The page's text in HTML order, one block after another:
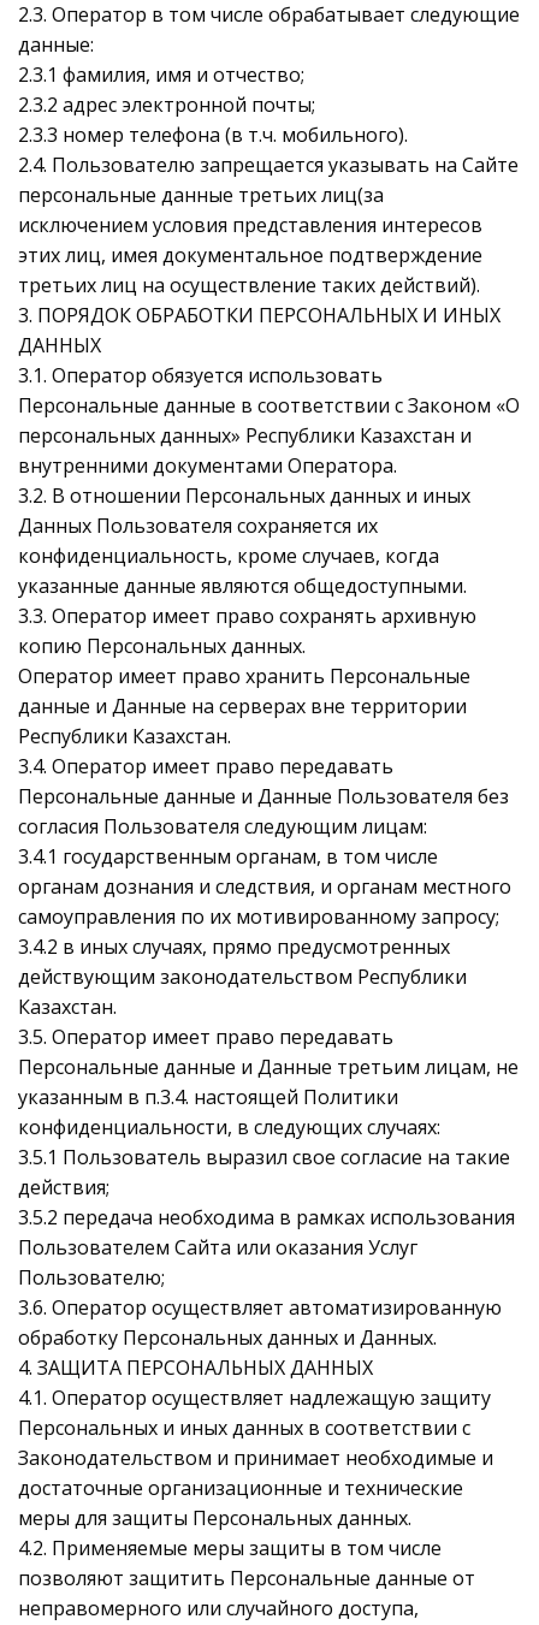
2.3. Оператор в том числе обрабатывает следующие
данные:
2.3.1 фамилия, имя и отчество;
2.3.2 адрес электронной почты;
2.3.3 номер телефона (в т.ч. мобильного).
2.4. Пользователю запрещается указывать на Сайте
персональные данные третьих лиц(за
исключением условия представления интересов
этих лиц, имея документальное подтверждение
третьих лиц на осуществление таких действий).
3. ПОРЯДОК ОБРАБОТКИ ПЕРСОНАЛЬНЫХ И ИНЫХ
ДАННЫХ
3.1. Оператор обязуется использовать
Персональные данные в соответствии с Законом «О
персональных данных» Республики Казахстан и
внутренними документами Оператора.
3.2. В отношении Персональных данных и иных
Данных Пользователя сохраняется их
конфиденциальность, кроме случаев, когда
указанные данные являются общедоступными.
3.3. Оператор имеет право сохранять архивную
копию Персональных данных.
Оператор имеет право хранить Персональные
данные и Данные на серверах вне территории
Республики Казахстан.
3.4. Оператор имеет право передавать
Персональные данные и Данные Пользователя без
согласия Пользователя следующим лицам:
3.4.1 государственным органам, в том числе
органам дознания и следствия, и органам местного
самоуправления по их мотивированному запросу;
3.4.2 в иных случаях, прямо предусмотренных
действующим законодательством Республики
Казахстан.
3.5. Оператор имеет право передавать
Персональные данные и Данные третьим лицам, не
указанным в п.3.4. настоящей Политики
конфиденциальности, в следующих случаях:
3.5.1 Пользователь выразил свое согласие на такие
действия;
3.5.2 передача необходима в рамках использования
Пользователем Сайта или оказания Услуг
Пользователю;
3.6. Оператор осуществляет автоматизированную
обработку Персональных данных и Данных.
4. ЗАЩИТА ПЕРСОНАЛЬНЫХ ДАННЫХ
4.1. Оператор осуществляет надлежащую защиту
Персональных и иных данных в соответствии с
Законодательством и принимает необходимые и
достаточные организационные и технические
меры для защиты Персональных данных.
4.2. Применяемые меры защиты в том числе
позволяют защитить Персональные данные от
неправомерного или случайного доступа,